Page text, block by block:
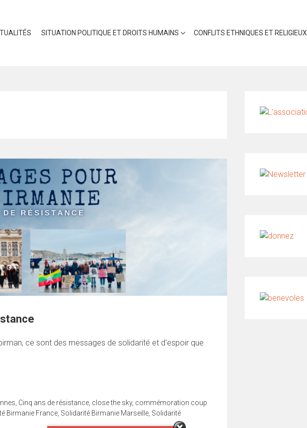
SITUATION POLITIQUE ET DROITS HUMAINS CONFLITS ETHNIQUES ET RELIGIEUX
ce sont des messages de solidarité et d'espoir que
Cinq ans de résistance close the sky, commémoration coup
Birmanie France Solidarité Birmanie Marseille Solidarité